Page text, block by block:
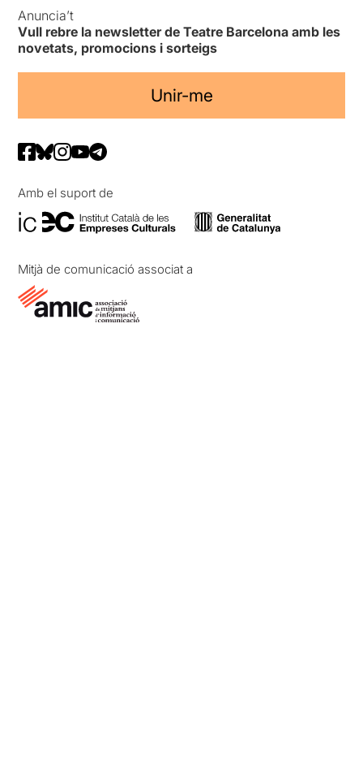
Anuncia’t
Vull rebre la newsletter de Teatre Barcelona amb les
novetats, promocions i sorteigs
Unir-me
Amb el suport de
Mitjà de comunicació associat a